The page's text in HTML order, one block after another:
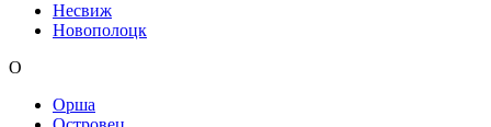
Несвиж
Новополоцк
О
Орша